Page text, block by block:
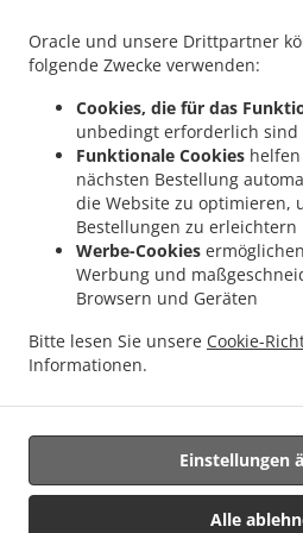
Oracle und unsere Drittpartner
folgende Zwecke verwenden:
Cookies, die für das
unbedingt erforderlich sind
Funktionale Cookies
nächsten Bestellung
die Website zu optimieren,
Bestellungen zu erleichtern
Werbe-Cookies
Werbung und
Browsern und Geräten
Bitte lesen Sie unsere Cookie-
Informationen.
Alle
Einstellungen
Essen Lieferservice Reckange-sur-Mess
Portugais Essen Lieferservice Mondercange
Mondercange Ehlerange
. Portugais Essen
Essen Lieferservice Esch an der Alzette Belval
.
der Alzette
. Portugais Essen Lieferservice
Dippach Schouweiler
. Portugais Essen
Essen Lieferservice Dippach . Portugais
Essen Lieferservice Herserange . Portugais
Portugais Essen Lieferservice Bettange-sur-
.
Meeresfrüchte Lieferservice. Essen zum
Unterstützt
Letz2Go S.A.R.L.-s|